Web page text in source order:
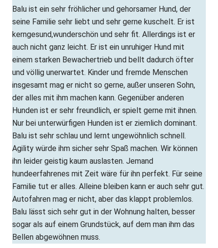
Balu ist ein sehr fröhlicher und gehorsamer Hund, der
seine Familie sehr liebt und sehr gerne kuschelt. Er ist
kerngesund,wunderschön und sehr fit. Allerdings ist er
auch nicht ganz leicht. Er ist ein unruhiger Hund mit
einem starken Bewachertrieb und bellt dadurch öfter
und völlig unerwartet. Kinder und fremde Menschen
insgesamt mag er nicht so gerne, außer unseren Sohn,
der alles mit ihm machen kann. Gegenüber anderen
Hunden ist er sehr freundlich, er spielt gerne mit ihnen.
Nur bei unterwürfigen Hunden ist er ziemlich dominant.
Balu ist sehr schlau und lernt ungewöhnlich schnell.
Agility würde ihm sicher sehr Spaß machen. Wir können
ihn leider geistig kaum auslasten. Jemand
hundeerfahrenes mit Zeit wäre für ihn perfekt. Für seine
Familie tut er alles. Alleine bleiben kann er auch sehr gut.
Autofahren mag er nicht, aber das klappt problemlos.
Balu lässt sich sehr gut in der Wohnung halten, besser
sogar als auf einem Grundstück, auf dem man ihm das
Bellen abgewöhnen muss.